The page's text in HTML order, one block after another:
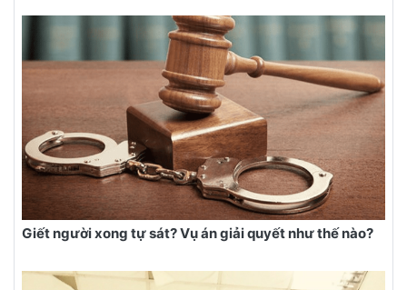
Giết người xong tự sát? Vụ án giải quyết như thế nào?